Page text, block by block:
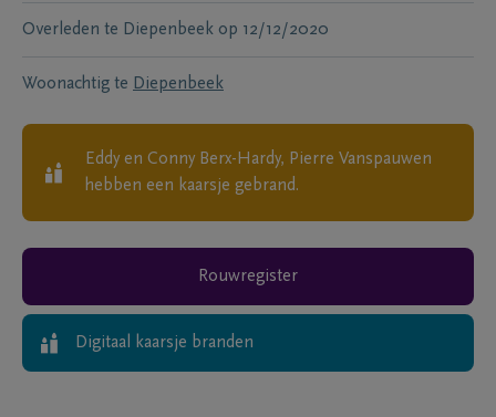
Overleden te Diepenbeek op 12/12/2020
Woonachtig te Diepenbeek
Eddy en Conny Berx-Hardy, Pierre Vanspauwen
hebben een kaarsje gebrand.
Rouwregister
Digitaal kaarsje branden